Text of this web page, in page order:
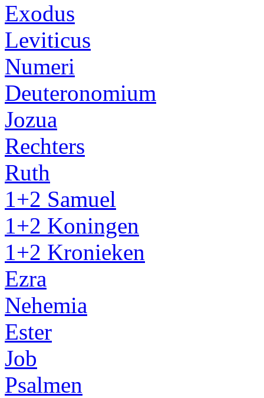
Exodus
Leviticus
Numeri
Deuteronomium
Jozua
Rechters
Ruth
1+2 Samuel
1+2 Koningen
1+2 Kronieken
Ezra
Nehemia
Ester
Job
Psalmen